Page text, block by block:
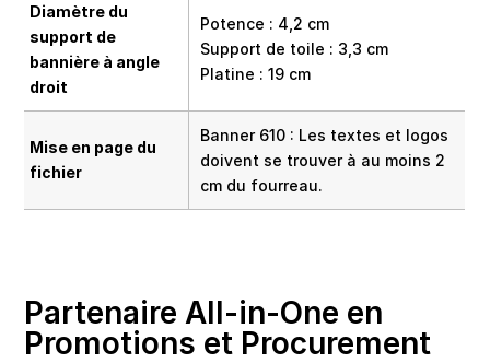
Diamètre du
support de
bannière à angle
droit
Potence : 4,2 cm
Support de toile : 3,3 cm
Platine : 19 cm
Mise en page du
fichier
Banner 610 : Les textes et logos
doivent se trouver à au moins 2
cm du fourreau.
Partenaire All-in-One en
Promotions et Procurement